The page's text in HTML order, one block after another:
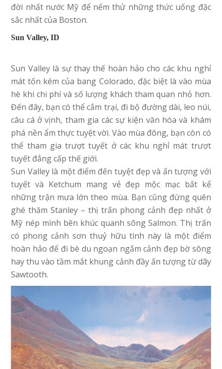
đời nhất nước Mỹ để nếm thử những thức uống đặc
sắc nhất của Boston.
Sun Valley, ID
Sun Valley là sự thay thế hoàn hảo cho các khu nghỉ
mát tốn kém của bang Colorado, đặc biệt là vào mùa
hè khi chi phí và số lượng khách tham quan nhỏ hơn.
Đến đây, bạn có thể cắm trại, đi bộ đường dài, leo núi,
câu cá ở vịnh, tham gia các sự kiện văn hóa và khám
phá nền ẩm thực tuyệt vời. Vào mùa đông, bạn còn có
thể tham gia trượt tuyết ở các khu nghỉ mát trượt
tuyết đẳng cấp thế giới.
Sun Valley là một điểm đến tuyệt đẹp và ấn tượng với
tuyết và Ketchum mang vẻ đẹp mộc mạc bất kể
những trận mưa lớn theo mùa. Bạn cũng đừng quên
ghé thăm Stanley – thị trấn phong cảnh đẹp nhất ở
Mỹ nép mình bên khúc quanh sông Salmon. Thị trấn
có phong cảnh sơn thuỷ hữu tình này là một điểm
hoàn hảo để đi bè du ngoạn ngắm cảnh đẹp bờ sông
hay thu vào tầm mắt khung cảnh đầy ấn tượng từ dãy
Sawtooth.